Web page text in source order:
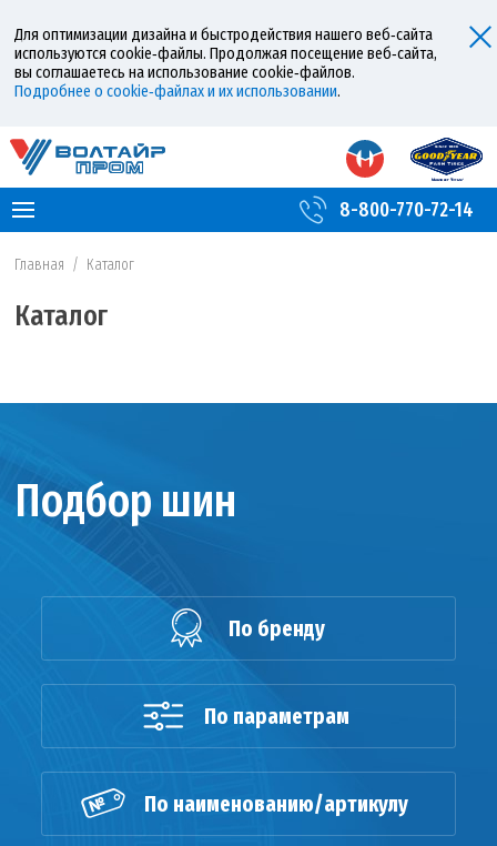
Для оптимизации дизайна и быстродействия нашего веб‑сайта
используются cookie‑файлы. Продолжая посещение веб‑сайта,
вы соглашаетесь на использование cookie‑файлов.
Подробнее о cookie‑файлах и их использовании.
8-800-770-72-14
Главная / Каталог
Каталог
Подбор шин
По бренду
По параметрам
По наименованию/артикулу